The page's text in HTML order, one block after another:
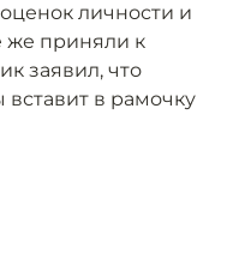
личности и
же приняли к
заявил, что
в рамочку